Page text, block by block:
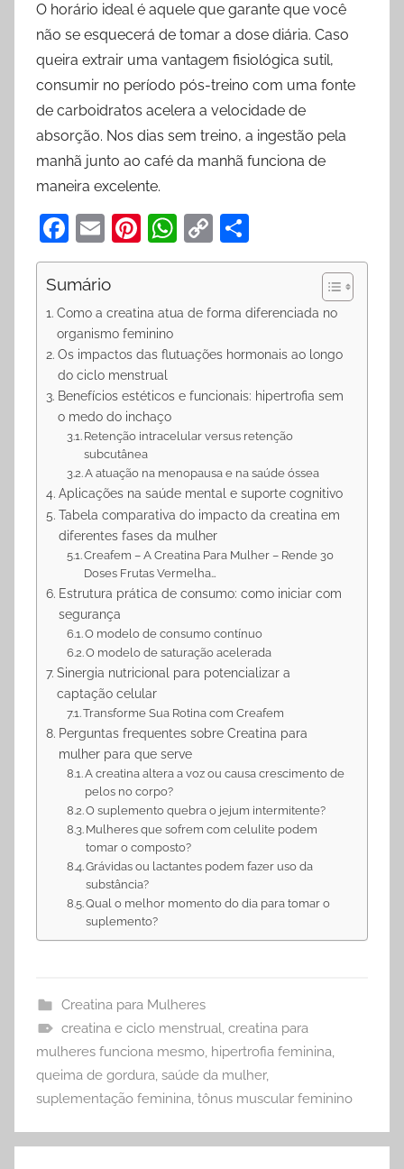
O horário ideal é aquele que garante que você
não se esquecerá de tomar a dose diária. Caso
queira extrair uma vantagem fisiológica sutil,
consumir no período pós-treino com uma fonte
de carboidratos acelera a velocidade de
absorção. Nos dias sem treino, a ingestão pela
manhã junto ao café da manhã funciona de
maneira excelente.
F
a
c
e
b
o
o
k
E
m
ai
l
Pi
nt
e
st
W
h
s
A
p
C
o
y
Li
k
h
e
Sumário
Como a creatina atua de forma diferenciada no
organismo feminino
Os impactos das flutuações hormonais ao longo
do ciclo menstrual
Benefícios estéticos e funcionais: hipertrofia sem
o medo do inchaço
Retenção intracelular versus retenção
subcutânea
A atuação na menopausa e na saúde óssea
Aplicações na saúde mental e suporte cognitivo
Tabela comparativa do impacto da creatina em
diferentes fases da mulher
Creafem – A Creatina Para Mulher – Rende 30
Doses Frutas Vermelha…
Estrutura prática de consumo: como iniciar com
segurança
O modelo de consumo contínuo
O modelo de saturação acelerada
Sinergia nutricional para potencializar a
captação celular
Transforme Sua Rotina com Creafem
Perguntas frequentes sobre Creatina para
mulher para que serve
A creatina altera a voz ou causa crescimento de
pelos no corpo?
O suplemento quebra o jejum intermitente?
Mulheres que sofrem com celulite podem
tomar o composto?
Grávidas ou lactantes podem fazer uso da
substância?
Qual o melhor momento do dia para tomar o
suplemento?
Creatina para Mulheres
creatina e ciclo menstrual, creatina para
mulheres funciona mesmo, hipertrofia feminina,
queima de gordura, saúde da mulher,
suplementação feminina, tônus muscular feminino